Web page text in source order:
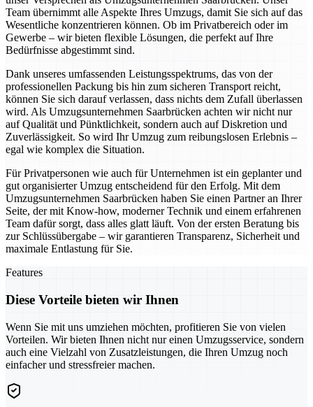
Team übernimmt alle Aspekte Ihres Umzugs, damit Sie sich auf das
Wesentliche konzentrieren können. Ob im Privatbereich oder im
Gewerbe – wir bieten flexible Lösungen, die perfekt auf Ihre
Bedürfnisse abgestimmt sind.
Dank unseres umfassenden Leistungsspektrums, das von der
professionellen Packung bis hin zum sicheren Transport reicht,
können Sie sich darauf verlassen, dass nichts dem Zufall überlassen
wird. Als Umzugsunternehmen Saarbrücken achten wir nicht nur
auf Qualität und Pünktlichkeit, sondern auch auf Diskretion und
Zuverlässigkeit. So wird Ihr Umzug zum reibungslosen Erlebnis –
egal wie komplex die Situation.
Für Privatpersonen wie auch für Unternehmen ist ein geplanter und
gut organisierter Umzug entscheidend für den Erfolg. Mit dem
Umzugsunternehmen Saarbrücken haben Sie einen Partner an Ihrer
Seite, der mit Know-how, moderner Technik und einem erfahrenen
Team dafür sorgt, dass alles glatt läuft. Von der ersten Beratung bis
zur Schlüssübergabe – wir garantieren Transparenz, Sicherheit und
maximale Entlastung für Sie.
Features
Diese Vorteile bieten wir Ihnen
Wenn Sie mit uns umziehen möchten, profitieren Sie von vielen
Vorteilen. Wir bieten Ihnen nicht nur einen Umzugsservice, sondern
auch eine Vielzahl von Zusatzleistungen, die Ihren Umzug noch
einfacher und stressfreier machen.